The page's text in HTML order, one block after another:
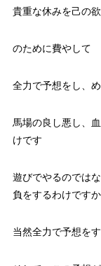
貴重な休みを己の
のために費やして
全力で予想をし、
馬場の良し悪し、
けです
遊びでやるのでは
負をするわけです
当然全力で予想を